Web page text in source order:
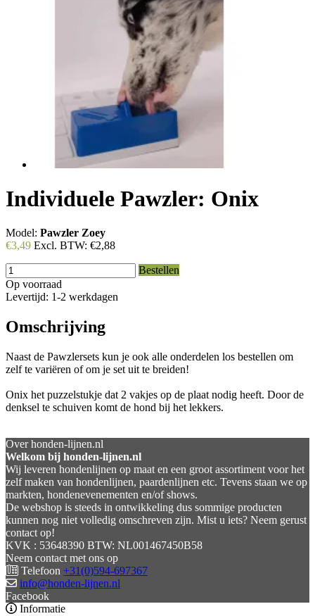
Individuele Pawzler: Onix
Model: Pawzler Zoey
€3,49 Excl. BTW: €2,88
Bestellen
Op voorraad
Levertijd: 1-2 werkdagen
Omschrijving
Naast de Pawzlersets kun je ook alle onderdelen los bestellen om
zelf te variëren of om je set uit te breiden!
Onix het puzzelstukje dat 2 vakjes op de plaat nodig heeft. Door de
denksel te schuiven komt de hond bij het lekkers.
Over honden-lijnen.nl
Welkom bij honden-lijnen.nl
Wij leveren hondenlijnen op maat en een groot assortiment voor het
zelf maken van hondenlijnen, paardenlijnen etc. Tevens staan we op
markten, hondenevenementen en/of shows.
De webshop is steeds in ontwikkeling dus sommige producten
kunnen nog niet volledig omschreven zijn. Mist u iets? Neem gerust
contact op!
KVK : 53648390 BTW: NL001467450B58
Neem contact met ons op
Telefoon +31(0)594-697367
info@honden-lijnen.nl
Facebook
Informatie